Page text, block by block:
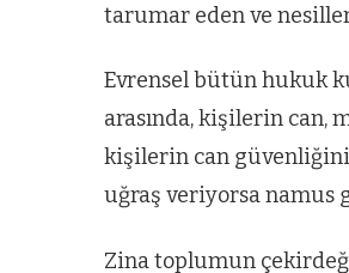
tarumar eden ve
Evrensel bütün hukuk
arasında, kişilerin can,
kişilerin can
uğraş veriyorsa namus
Zina toplumun